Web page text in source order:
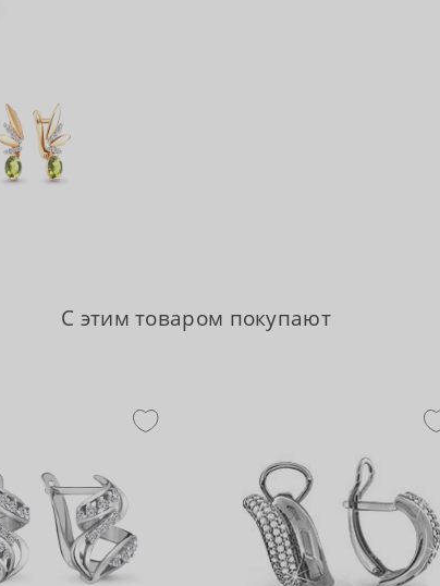
С этим товаром покупают